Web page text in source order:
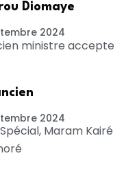
Diomaye
2024
2024